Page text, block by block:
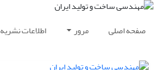
صفحه اصلی مرور اطلاعات نشریه